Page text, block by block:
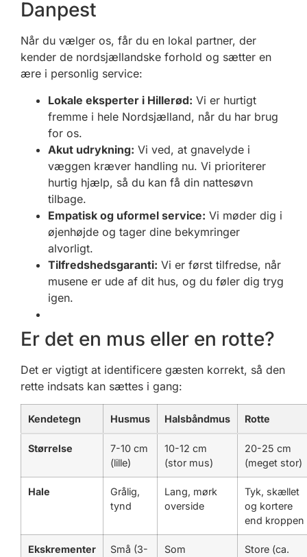
Danpest
Når du vælger os, får du en lokal partner, der
kender de nordsjællandske forhold og sætter en
ære i personlig service:
Lokale eksperter i Hillerød: Vi er hurtigt
fremme i hele Nordsjælland, når du har brug
for os.
Akut udrykning: Vi ved, at gnavelyde i
væggen kræver handling nu. Vi prioriterer
hurtig hjælp, så du kan få din nattesøvn
tilbage.
Empatisk og uformel service: Vi møder dig i
øjenhøjde og tager dine bekymringer
alvorligt.
Tilfredshedsgaranti: Vi er først tilfredse, når
musene er ude af dit hus, og du føler dig tryg
igen.
Er det en mus eller en rotte?
Det er vigtigt at identificere gæsten korrekt, så den
rette indsats kan sættes i gang:
Kendetegn Husmus Halsbåndmus Rotte
Størrelse
7-10 cm
(lille)
10-12 cm
(stor mus)
20-25 cm
(meget stor)
Hale
Grålig,
tynd
Lang, mørk
overside
Tyk, skællet
og kortere
end kroppen
Ekskrementer
Små (3-
Som
Store (ca.